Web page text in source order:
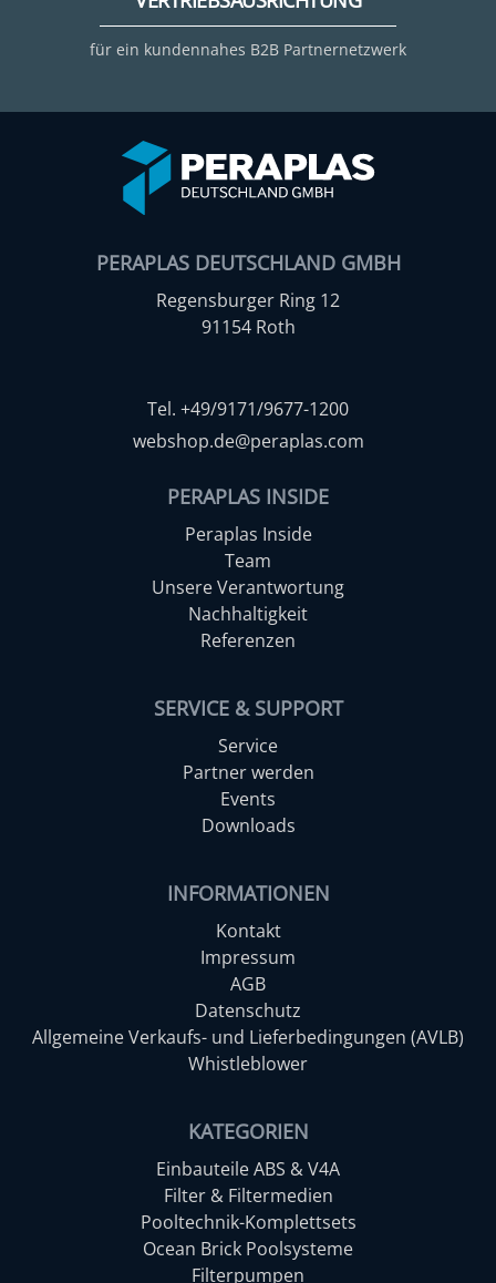
für ein kundennahes B2B Partnernetzwerk
PERAPLAS DEUTSCHLAND GMBH
Regensburger Ring 12
91154 Roth
Tel. +49/9171/9677-1200
webshop.de@peraplas.com
PERAPLAS INSIDE
Peraplas Inside
Team
Unsere Verantwortung
Nachhaltigkeit
Referenzen
SERVICE & SUPPORT
Service
Partner werden
Events
Downloads
INFORMATIONEN
Kontakt
Impressum
AGB
Datenschutz
Allgemeine Verkaufs- und Lieferbedingungen (AVLB)
Whistleblower
KATEGORIEN
Einbauteile ABS & V4A
Filter & Filtermedien
Pooltechnik-Komplettsets
Ocean Brick Poolsysteme
Filterpumpen